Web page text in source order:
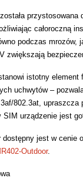
całoroczną
podczas mrozów,
zwiększają
istotny element
uchwytów –
802.3at,
SIM urządzenie jest
dostępny jest w cenie
Outdoor.